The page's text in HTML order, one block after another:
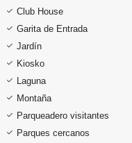
Club House
Garita de Entrada
Jardín
Kiosko
Laguna
Montaña
Parqueadero visitantes
Parques cercanos